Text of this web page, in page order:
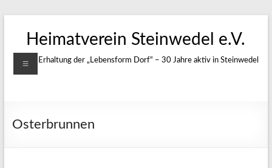
Inhalt
springenHeimatverein Steinwedel e.V.
Für die Erhaltung der „Lebensform Dorf“ – 30 Jahre aktiv in Steinwedel
Menü
Osterbrunnen